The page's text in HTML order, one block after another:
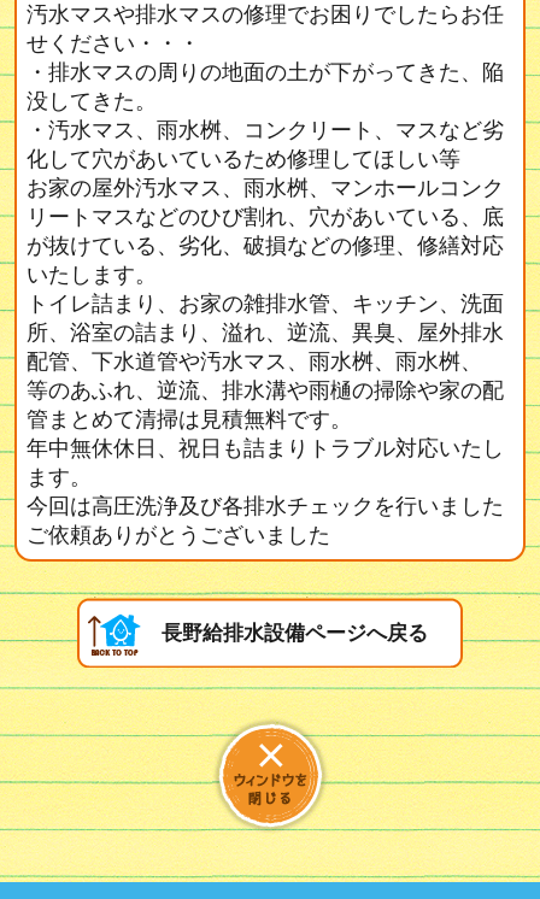
汚水マスや排水マスの修理でお困りでしたらお任
せください・・・
・排水マスの周りの地面の土が下がってきた、陥
没してきた。
・汚水マス、雨水桝、コンクリート、マスなど劣
化して穴があいているため修理してほしい等
お家の屋外汚水マス、雨水桝、マンホールコンク
リートマスなどのひび割れ、穴があいている、底
が抜けている、劣化、破損などの修理、修繕対応
いたします。
トイレ詰まり、お家の雑排水管、キッチン、洗面
所、浴室の詰まり、溢れ、逆流、異臭、屋外排水
配管、下水道管や汚水マス、雨水桝、雨水桝、
等のあふれ、逆流、排水溝や雨樋の掃除や家の配
管まとめて清掃は見積無料です。
年中無休休日、祝日も詰まりトラブル対応いたし
ます。
今回は高圧洗浄及び各排水チェックを行いました
ご依頼ありがとうございました
長野給排水設備ページへ戻る